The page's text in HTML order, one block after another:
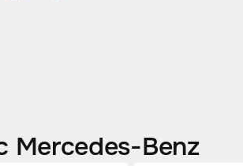
Mercedes-Benz